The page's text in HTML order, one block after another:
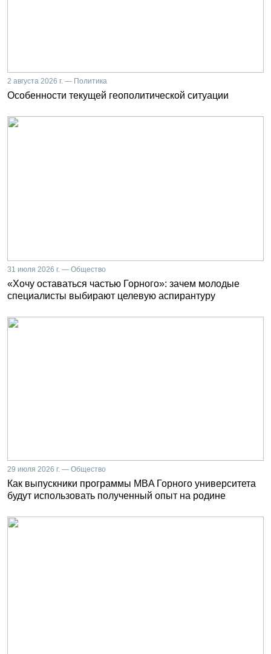
2 августа 2026 г. — Политика
Особенности текущей геополитической ситуации
31 июля 2026 г. — Общество
«Хочу оставаться частью Горного»: зачем молодые
специалисты выбирают целевую аспирантуру
29 июля 2026 г. — Общество
Как выпускники программы MBA Горного университета
будут использовать полученный опыт на родине